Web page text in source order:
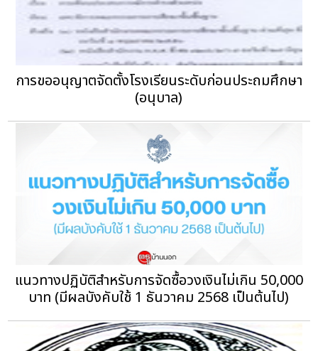
การขออนุญาตจัดตั้งโรงเรียนระดับก่อนประถมศึกษา
(อนุบาล)
แนวทางปฏิบัติสำหรับการจัดซื้อวงเงินไม่เกิน 50,000
บาท (มีผลบังคับใช้ 1 ธันวาคม 2568 เป็นต้นไป)